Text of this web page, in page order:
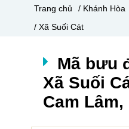
Trang chủ / Khánh Hòa
/ Xã Suối Cát
Mã bưu
Xã Suối
Cam